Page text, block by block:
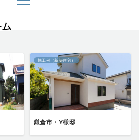
施工例（新築住宅）
鎌倉市・Y様邸